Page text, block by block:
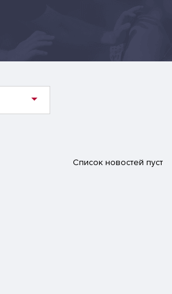
Список новостей пуст